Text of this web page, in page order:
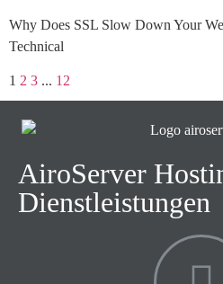
Why Does SSL Slow Down Your
Technical
1 2 3 ... 12
AiroServer
Dienstleistungen